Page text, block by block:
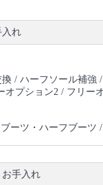
入れ
換 / ハーフソール補強 /
オプション2 / フリー
ーツ・ハーフブーツ /
手入れ